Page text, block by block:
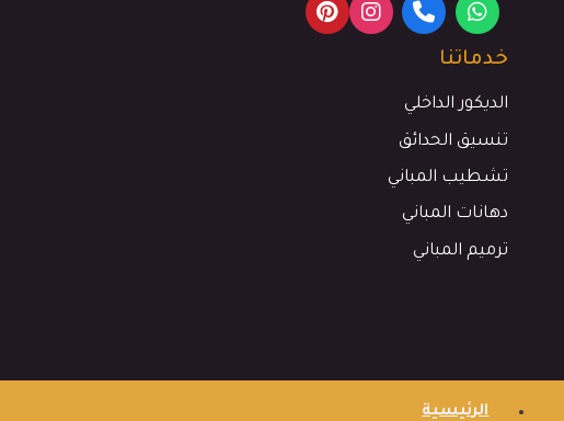
خدماتنا
الديكور الداخلي
تنسيق الحدائق
تشطيب المباني
دهانات المباني
ترميم المباني
الرئيسية